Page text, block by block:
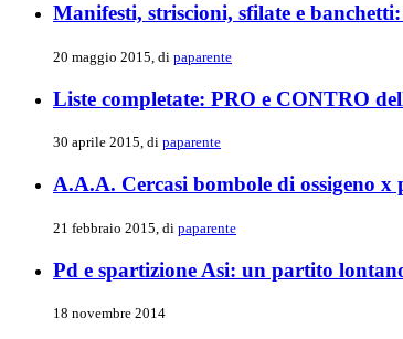
Manifesti, striscioni, sfilate e
20 maggio 2015, di paparente
Liste completate: PRO e CONTRO
30 aprile 2015, di paparente
A.A.A. Cercasi bombole di ossigeno x
21 febbraio 2015, di paparente
Pd e spartizione Asi: un partito
18 novembre 2014